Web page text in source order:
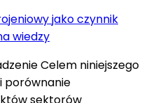
Celem niniejszego
porównanie